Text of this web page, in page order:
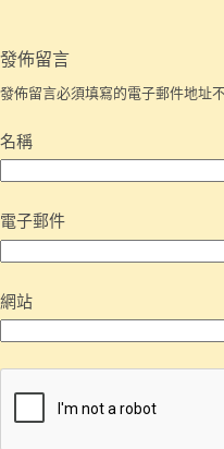
發佈留言
發佈留言必須填寫的電子郵件地址
名稱
電子郵件
網站